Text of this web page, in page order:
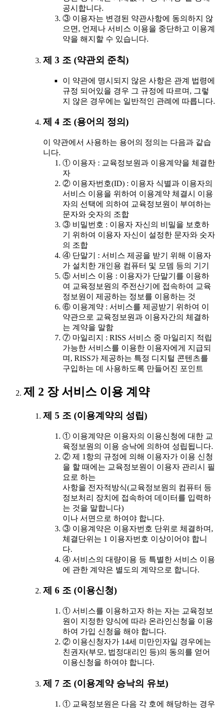
공시합니다.
③ 이용자는 변경된 약관사항에 동의하지 않
으면, 언제나 서비스 이용을 중단하고 이용계
약을 해지할 수 있습니다.
제 3 조 (약관외 준칙)
이 약관에 명시되지 않은 사항은 관계 법령에
규정 되어있을 경우 그 규정에 따르며, 그렇
지 않은 경우에는 일반적인 관례에 따릅니다.
제 4 조 (용어의 정의)
이 약관에서 사용하는 용어의 정의는 다음과 같습
니다.
① 이용자 : 교육정보원과 이용계약을 체결한
자
② 이용자번호(ID) : 이용자 식별과 이용자의
서비스 이용을 위하여 이용계약 체결시 이용
자의 선택에 의하여 교육정보원이 부여하는
문자와 숫자의 조합
③ 비밀번호 : 이용자 자신의 비밀을 보호하
기 위하여 이용자 자신이 설정한 문자와 숫자
의 조합
④ 단말기 : 서비스 제공을 받기 위해 이용자
가 설치한 개인용 컴퓨터 및 모뎀 등의 기기
⑤ 서비스 이용 : 이용자가 단말기를 이용하
여 교육정보원의 주전산기에 접속하여 교육
정보원이 제공하는 정보를 이용하는 것
⑥ 이용계약 : 서비스를 제공받기 위하여 이
약관으로 교육정보원과 이용자간의 체결하
는 계약을 말함
⑦ 마일리지 : RISS 서비스 중 마일리지 적립
가능한 서비스를 이용한 이용자에게 지급되
며, RISS가 제공하는 특정 디지털 콘텐츠를
구입하는 데 사용하도록 만들어진 포인트
제 2 장 서비스 이용 계약
제 5 조 (이용계약의 성립)
① 이용계약은 이용자의 이용신청에 대한 교
육정보원의 이용 승낙에 의하여 성립됩니다.
② 제 1항의 규정에 의해 이용자가 이용 신청
을 할 때에는 교육정보원이 이용자 관리시 필
요로 하는
사항을 전자적방식(교육정보원의 컴퓨터 등
정보처리 장치에 접속하여 데이터를 입력하
는 것을 말합니다)
이나 서면으로 하여야 합니다.
③ 이용계약은 이용자번호 단위로 체결하며,
체결단위는 1 이용자번호 이상이어야 합니
다.
④ 서비스의 대량이용 등 특별한 서비스 이용
에 관한 계약은 별도의 계약으로 합니다.
제 6 조 (이용신청)
① 서비스를 이용하고자 하는 자는 교육정보
원이 지정한 양식에 따라 온라인신청을 이용
하여 가입 신청을 해야 합니다.
② 이용신청자가 14세 미만인자일 경우에는
친권자(부모, 법정대리인 등)의 동의를 얻어
이용신청을 하여야 합니다.
제 7 조 (이용계약 승낙의 유보)
① 교육정보원은 다음 각 호에 해당하는 경우